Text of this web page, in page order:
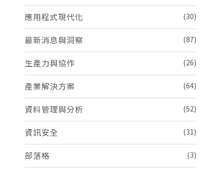
應用程式現代化 (30)
最新消息與洞察 (87)
生產力與協作 (26)
產業解決方案 (64)
資料管理與分析 (52)
資訊安全 (31)
部落格 (3)